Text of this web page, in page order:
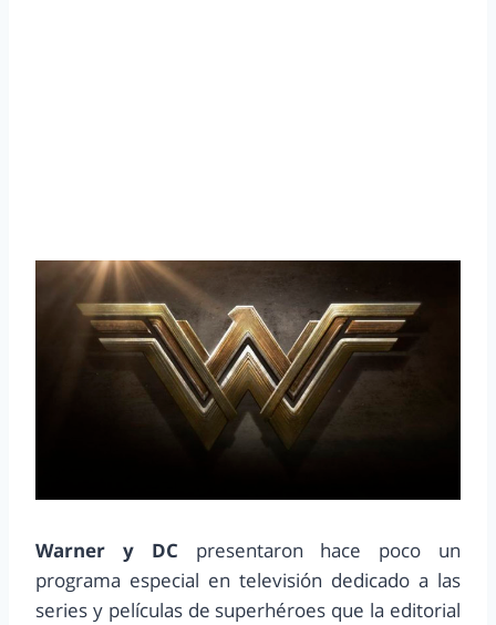
Warner y DC presentaron hace poco un
programa especial en televisión dedicado a las
series y películas de superhéroes que la editorial